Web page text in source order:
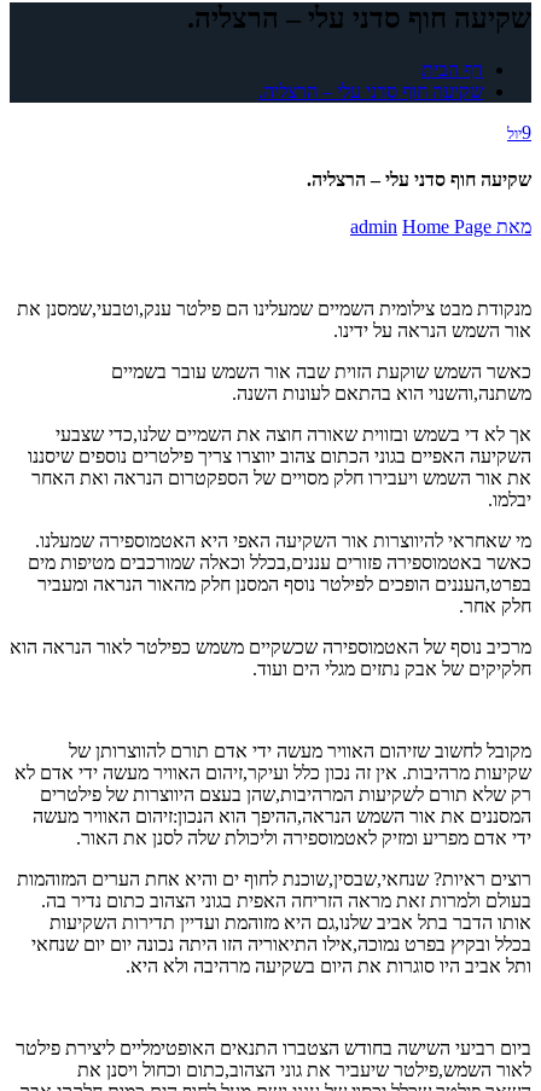
שקיעה חוף סדני עלי – הרצליה.
דף הבית
שקיעה חוף סדני עלי – הרצליה.
9יול
שקיעה חוף סדני עלי – הרצליה.
מאת admin Home Page
מנקודת מבט צילומית השמיים שמעלינו הם פילטר ענק,וטבעי,שמסנן את
אור השמש הנראה על ידינו.
כאשר השמש שוקעת הזוית שבה אור השמש עובר בשמיים
משתנה,והשנוי הוא בהתאם לעונות השנה.
אך לא די בשמש ובזווית שאורה חוצה את השמיים שלנו,כדי שצבעי
השקיעה האפיים בגוני הכתום צהוב יווצרו צריך פילטרים נוספים שיסננו
את אור השמש ויעבירו חלק מסויים של הספקטרום הנראה ואת האחר
יבלמו.
מי שאחראי להיווצרות אור השקיעה האפי היא האטמוספירה שמעלנו.
כאשר באטמוספירה פזורים עננים,בכלל וכאלה שמורכבים מטיפות מים
בפרט,העננים הופכים לפילטר נוסף המסנן חלק מהאור הנראה ומעביר
חלק אחר.
מרכיב נוסף של האטמוספירה שכשקיים משמש כפילטר לאור הנראה הוא
חלקיקים של אבק נתזים מגלי הים ועוד.
מקובל לחשוב שזיהום האוויר מעשה ידי אדם תורם להווצרותן של
שקיעות מרהיבות. אין זה נכון כלל ועיקר,זיהום האוויר מעשה ידי אדם לא
רק שלא תורם לשקיעות המרהיבות,שהן בעצם היווצרות של פילטרים
המסננים את אור השמש הנראה,ההיפך הוא הנכון:זיהום האוויר מעשה
ידי אדם מפריע ומזיק לאטמוספירה וליכולת שלה לסנן את האור.
רוצים ראיות? שנחאי,שבסין,שוכנת לחוף ים והיא אחת הערים המזוהמות
בעולם ולמרות זאת מראה הזריחה האפית בגוני הצהוב כתום נדיר בה.
אותו הדבר בתל אביב שלנו,גם היא מזוהמת ועדיין תדירות השקיעות
בכלל ובקיץ בפרט נמוכה,אילו התיאוריה הזו היתה נכונה יום יום שנחאי
ותל אביב היו סוגרות את היום בשקיעה מרהיבה ולא היא.
ביום רביעי השישה בחודש הצטברו התנאים האופטימליים ליצירת פילטר
לאור השמש,פילטר שיעביר את גוני הצהוב,כתום וכחול ויסנן את